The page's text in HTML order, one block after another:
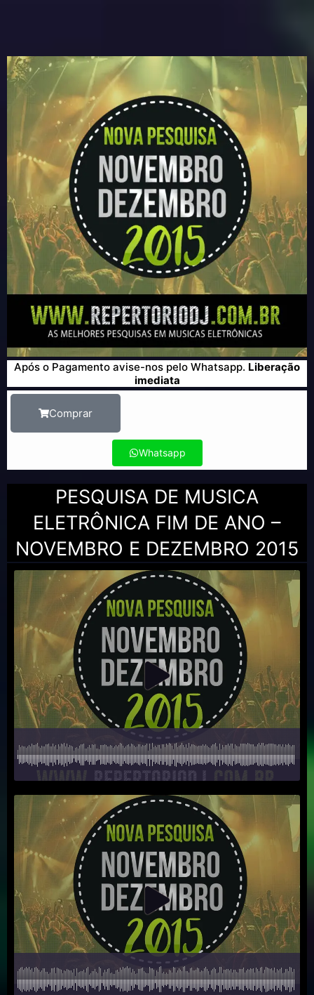
Após o Pagamento avise-nos pelo Whatsapp. Liberação
imediata
Comprar
Whatsapp
PESQUISA DE MUSICA
ELETRÔNICA FIM DE ANO –
NOVEMBRO E DEZEMBRO 2015